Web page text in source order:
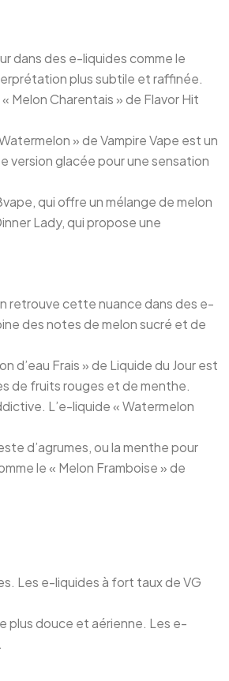
dans des e-liquides comme le
plus subtile et raffinée.
Melon Charentais » de Flavor Hit
» de Vampire Vape est un
version glacée pour une sensation
qui offre un mélange de melon
Lady, qui propose une
retrouve cette nuance dans des e-
des notes de melon sucré et de
d’eau Frais » de Liquide du Jour est
de fruits rouges et de menthe.
L’e-liquide « Watermelon
d’agrumes, ou la menthe pour
le « Melon Framboise » de
Les e-liquides à fort taux de VG
plus douce et aérienne. Les e-